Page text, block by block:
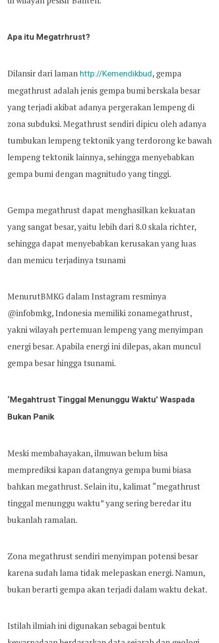
Apa itu Megatrhrust?
Dilansir dari laman http://Kemendikbud, gempa
megathrust adalah jenis gempa bumi berskala besar
yang terjadi akibat adanya pergerakan lempeng di
zona subduksi. Megathrust sendiri dipicu oleh adanya
tumbukan lempeng tektonik yang terdorong ke bawah
lempeng tektonik lainnya, sehingga menyebabkan
gempa bumi dengan magnitudo yang tinggi.
Gempa megathrust dapat menghasilkan kekuatan
yang sangat besar, yaitu lebih dari 8.0 skala richter,
sehingga dapat menyebabkan kerusakan yang luas
dan memicu terjadinya tsunami
MenurutBMKG dalam Instagram resminya
@infobmkg, Indonesia memiliki zonamegathrust,
yakni wilayah pertemuan lempeng yang menyimpan
energi besar. Apabila energi ini dilepas, akan muncul
gempa besar hingga tsunami.
‘Megahtrust Tinggal Menunggu Waktu’ Waspada
Bukan Panik
Meski membahayakan, ilmuwan belum bisa
memprediksi kapan datangnya gempa bumi biasa
bahkan megathrust. Selain itu, kalimat “megathrust
tinggal menunggu waktu” yang sering beredar itu
bukanlah ramalan.
Zona megathrust sendiri menyimpan potensi besar
karena sudah lama tidak melepaskan energi. Namun,
bukan berarti gempa akan terjadi dalam waktu dekat.
Istilah ilmiah ini digunakan sebagai bentuk